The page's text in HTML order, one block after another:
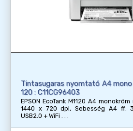
Tintasugaras nyomtató A4 mono
120 : C11CG96403
EPSON EcoTank M1120 A4
1440 x 720 dpi, Sebesség A4 ff:
USB2.0 + WiFi